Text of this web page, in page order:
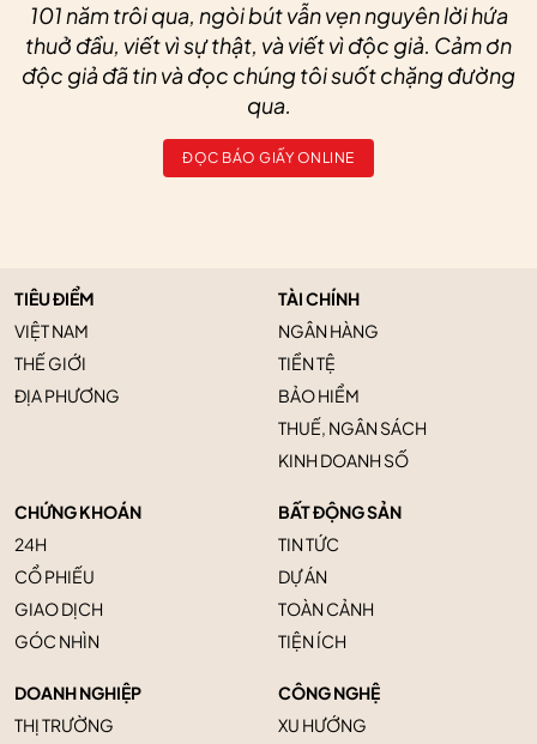
101 năm trôi qua, ngòi bút vẫn vẹn nguyên lời hứa
thuở đầu, viết vì sự thật, và viết vì độc giả. Cảm ơn
độc giả đã tin và đọc chúng tôi suốt chặng đường
qua.
ĐỌC BÁO GIẤY ONLINE
TIÊU ĐIỂM
VIỆT NAM
THẾ GIỚI
ĐỊA PHƯƠNG
TÀI CHÍNH
NGÂN HÀNG
TIỀN TỆ
BẢO HIỂM
THUẾ, NGÂN SÁCH
KINH DOANH SỐ
CHỨNG KHOÁN
24H
CỔ PHIẾU
GIAO DỊCH
GÓC NHÌN
BẤT ĐỘNG SẢN
TIN TỨC
DỰ ÁN
TOÀN CẢNH
TIỆN ÍCH
DOANH NGHIỆP
THỊ TRƯỜNG
CÔNG NGHỆ
XU HƯỚNG